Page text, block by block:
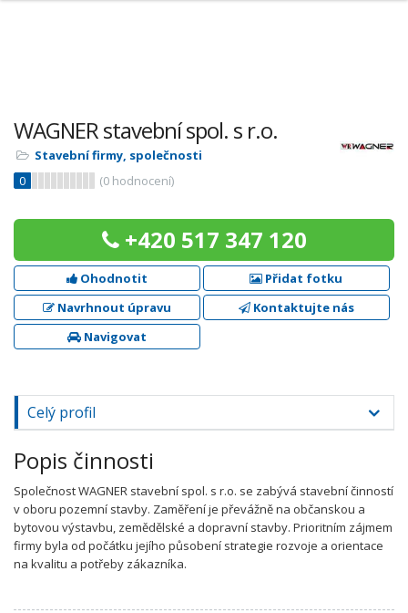
WAGNER stavební spol. s r.o.
Stavební firmy, společnosti
0
(0 hodnocení)
+420 517 347 120
Ohodnotit
Přidat fotku
Navrhnout úpravu
Kontaktujte nás
Navigovat
Celý profil
Popis činnosti
Společnost WAGNER stavební spol. s r.o. se zabývá stavební činností
v oboru pozemní stavby. Zaměření je převážně na občanskou a
bytovou výstavbu, zemědělské a dopravní stavby. Prioritním zájmem
firmy byla od počátku jejího působení strategie rozvoje a orientace
na kvalitu a potřeby zákazníka.